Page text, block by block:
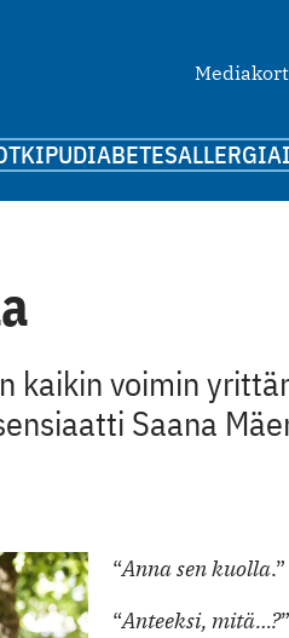
KIPUDIABETESALLERGIA
kaikin voimin
Saana
“Anna sen kuolla.”
“Anteeksi, mitä…?